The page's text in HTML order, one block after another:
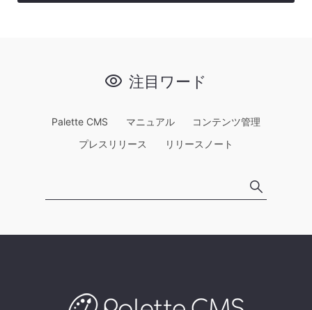
注目ワード
Palette CMS マニュアル
コンテンツ管理
プレスリリース
リリースノート